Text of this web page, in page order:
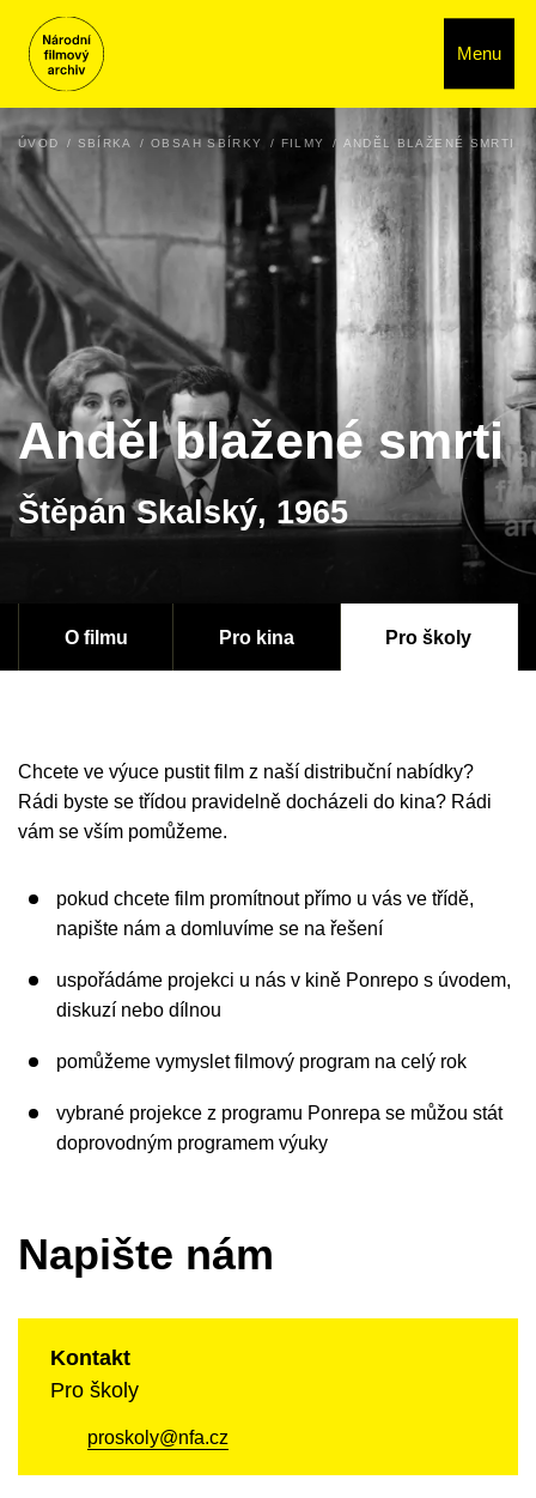
Menu
ÚVOD SBÍRKA OBSAH SBÍRKY FILMY ANDĚL BLAŽENÉ SMRTI
Anděl blažené smrti
Štěpán Skalský, 1965
O filmu Pro kina Pro školy
Chcete ve výuce pustit film z naší distribuční nabídky?
Rádi byste se třídou pravidelně docházeli do kina? Rádi
vám se vším pomůžeme.
pokud chcete film promítnout přímo u vás ve třídě,
napište nám a domluvíme se na řešení
uspořádáme projekci u nás v kině Ponrepo s úvodem,
diskuzí nebo dílnou
pomůžeme vymyslet filmový program na celý rok
vybrané projekce z programu Ponrepa se můžou stát
doprovodným programem výuky
Napište nám
Kontakt
Pro školy
proskoly@nfa.cz